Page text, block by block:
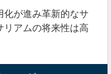
化が進み革新的なサ
リアムの将来性は高